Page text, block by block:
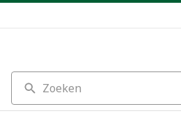
Zoeken